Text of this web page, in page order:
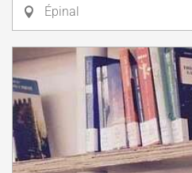
Épinal